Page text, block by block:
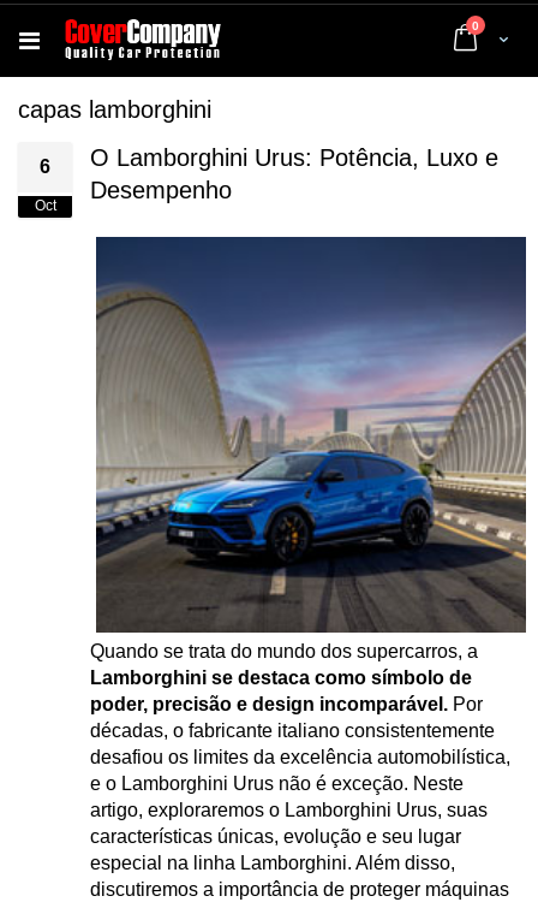
Cart
0 artigos
capas lamborghini
6
Oct
O Lamborghini Urus: Potência, Luxo e
Desempenho
Quando se trata do mundo dos supercarros, a
Lamborghini se destaca como símbolo de
poder, precisão e design incomparável. Por
décadas, o fabricante italiano consistentemente
desafiou os limites da excelência automobilística,
e o Lamborghini Urus não é exceção. Neste
artigo, exploraremos o Lamborghini Urus, suas
características únicas, evolução e seu lugar
especial na linha Lamborghini. Além disso,
discutiremos a importância de proteger máquinas